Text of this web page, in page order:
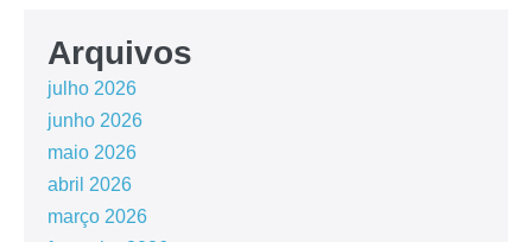
Arquivos
julho 2026
junho 2026
maio 2026
abril 2026
março 2026